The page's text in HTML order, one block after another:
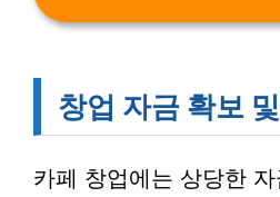
창업 자금 확보
카페 창업에는 상당한